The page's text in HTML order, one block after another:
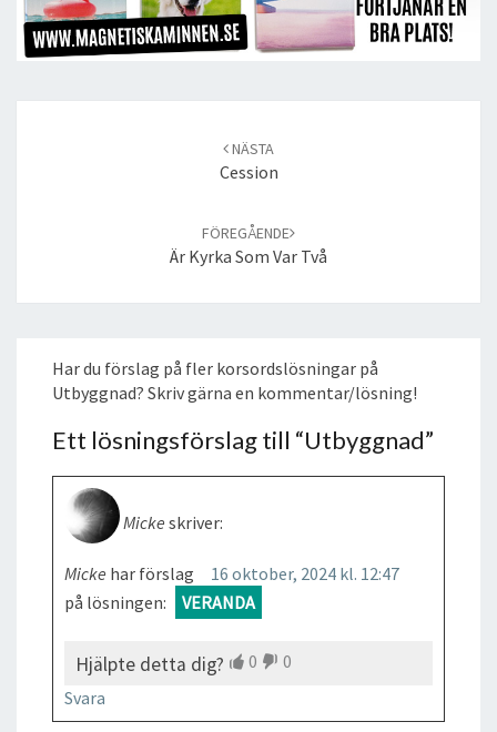
NÄSTA
Cession
FÖREGÅENDE
Är Kyrka Som Var Två
Har du förslag på fler korsordslösningar på
Utbyggnad? Skriv gärna en kommentar/lösning!
Ett lösningsförslag till “Utbyggnad”
Micke skriver:
16 oktober, 2024 kl. 12:47
Micke har förslag
på lösningen:
VERANDA
Hjälpte detta dig? 0
0
Svara